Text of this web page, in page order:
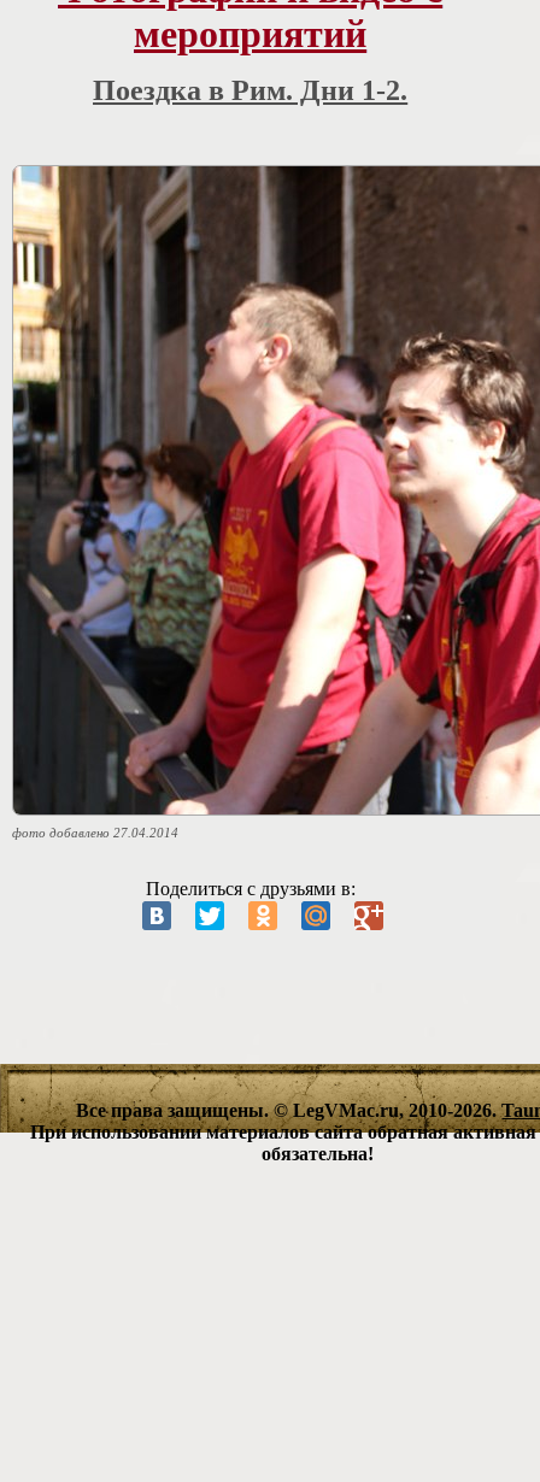
мероприятий
Поездка в Рим. Дни 1-2.
фото добавлено 27.04.2014
Поделиться с друзьями в:
Все права защищены. © LegVMac.ru, 2010-2026.
При использовании материалов сайта обратная
обязательна!